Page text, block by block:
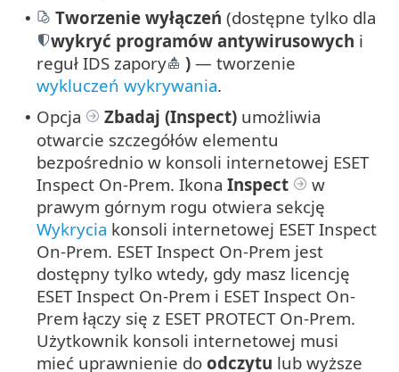
• Tworzenie wyłączeń (dostępne tylko dla
wykryć programów antywirusowych i
reguł IDS zapory
) — tworzenie
wykluczeń wykrywania.
• Opcja Zbadaj (Inspect) umożliwia
otwarcie szczegółów elementu
bezpośrednio w konsoli internetowej ESET
Inspect On-Prem. Ikona Inspect
w
prawym górnym rogu otwiera sekcję
Wykrycia konsoli internetowej ESET Inspect
On-Prem. ESET Inspect On-Prem jest
dostępny tylko wtedy, gdy masz licencję
ESET Inspect On-Prem i ESET Inspect On-
Prem łączy się z ESET PROTECT On-Prem.
Użytkownik konsoli internetowej musi
mieć uprawnienie do odczytu lub wyższe